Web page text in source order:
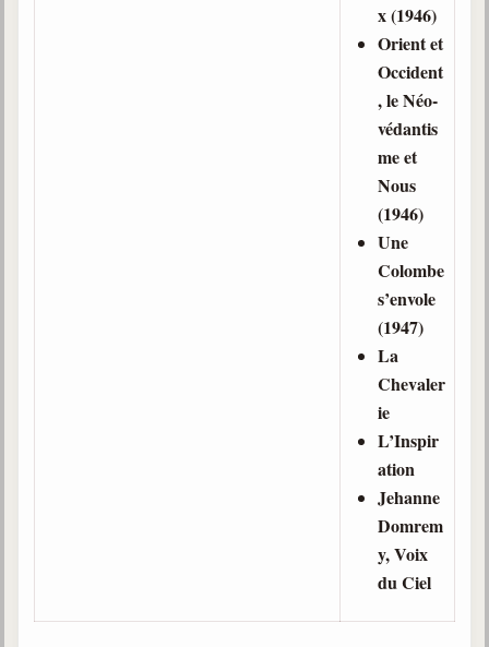
x (1946)
Orient et
Occident
, le Néo-
védantis
me et
Nous
(1946)
Une
Colombe
s’envole
(1947)
La
Chevaler
ie
L’Inspir
ation
Jehanne
Domrem
y, Voix
du Ciel